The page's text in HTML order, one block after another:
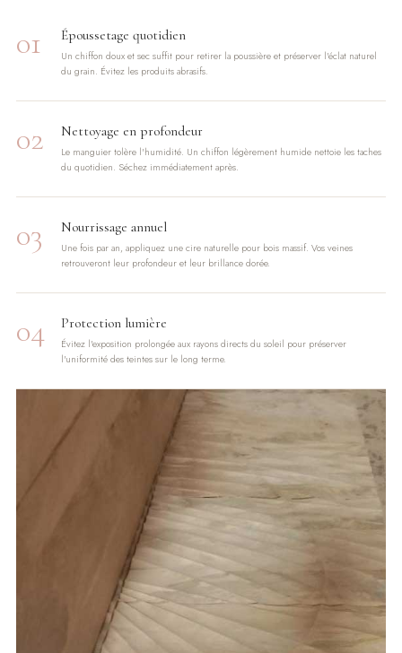
01 Époussetage quotidien
Un chiffon doux et sec suffit pour retirer la poussière et préserver l'éclat naturel
du grain. Évitez les produits abrasifs.
02 Nettoyage en profondeur
Le manguier tolère l'humidité. Un chiffon légèrement humide nettoie les taches
du quotidien. Séchez immédiatement après.
03 Nourrissage annuel
Une fois par an, appliquez une cire naturelle pour bois massif. Vos veines
retrouveront leur profondeur et leur brillance dorée.
04 Protection lumière
Évitez l'exposition prolongée aux rayons directs du soleil pour préserver
l'uniformité des teintes sur le long terme.